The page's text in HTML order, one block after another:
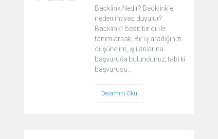
Backlink Nedir? Backlink’e
neden ihtiyaç duyulur?
Backlink’i basit bir dil ile
tanımlarsak; Bir iş aradığınızı
düşünelim, iş ilanlarına
başvuruda bulundunuz, tabi ki
başvurusu…
Devamını Oku